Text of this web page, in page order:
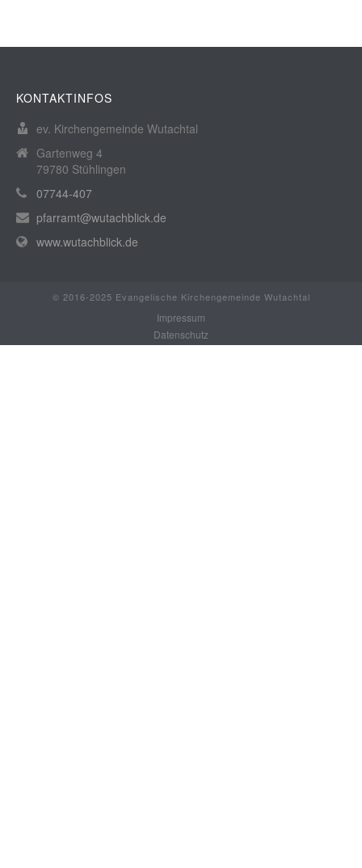
KONTAKTINFOS
ev. Kirchengemeinde Wutachtal
Gartenweg 4
79780 Stühlingen
07744-407
pfarramt@wutachblick.de
www.wutachblick.de
© 2016-2025 Evangelische Kirchengemeinde Wutachtal
Impressum
Datenschutz